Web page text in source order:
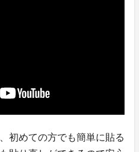
初めての方でも簡単に貼る